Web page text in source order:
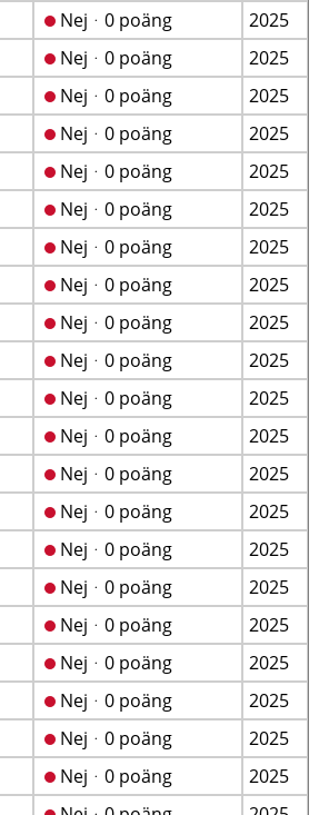
Nejᆞ0 poäng
2025
Nejᆞ0 poäng
2025
Nejᆞ0 poäng
2025
Nejᆞ0 poäng
2025
Nejᆞ0 poäng
2025
Nejᆞ0 poäng
2025
Nejᆞ0 poäng
2025
Nejᆞ0 poäng
2025
Nejᆞ0 poäng
2025
Nejᆞ0 poäng
2025
Nejᆞ0 poäng
2025
Nejᆞ0 poäng
2025
Nejᆞ0 poäng
2025
Nejᆞ0 poäng
2025
Nejᆞ0 poäng
2025
Nejᆞ0 poäng
2025
Nejᆞ0 poäng
2025
Nejᆞ0 poäng
2025
Nejᆞ0 poäng
2025
Nejᆞ0 poäng
2025
Nejᆞ0 poäng
2025